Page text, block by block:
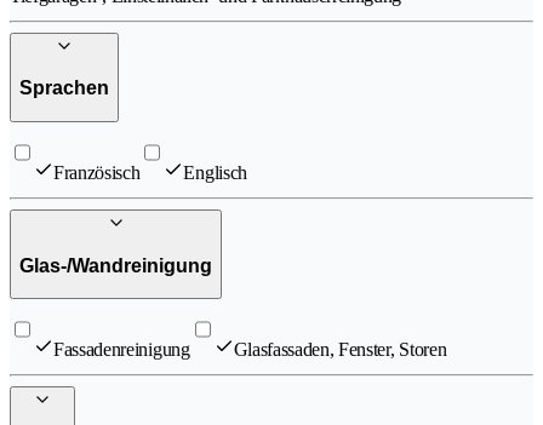
Sprachen
Französisch Englisch
Glas-/Wandreinigung
Fassadenreinigung Glasfassaden, Fenster, Storen